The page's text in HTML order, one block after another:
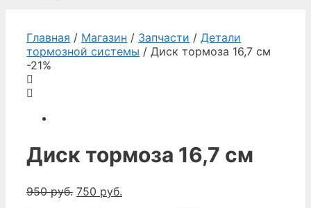
Главная / Магазин / Запчасти / Детали
тормозной системы / Диск тормоза 16,7 см
-21%
Диск тормоза 16,7 см
950руб. 750 руб.